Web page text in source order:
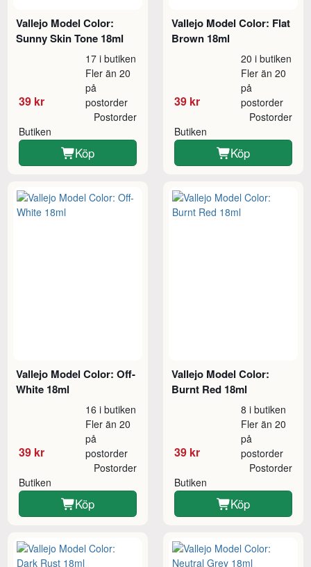
Vallejo Model Color:
Sunny Skin Tone 18ml
39 kr
17 i butiken
Fler än 20
på
postorder
Butiken
Postorder
Köp
Vallejo Model Color: Flat
Brown 18ml
39 kr
20 i butiken
Fler än 20
på
postorder
Butiken
Postorder
Köp
Vallejo Model Color: Off-
White 18ml
39 kr
16 i butiken
Fler än 20
på
postorder
Butiken
Postorder
Köp
Vallejo Model Color:
Burnt Red 18ml
39 kr
8 i butiken
Fler än 20
på
postorder
Butiken
Postorder
Köp